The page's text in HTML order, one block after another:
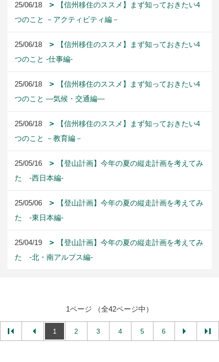
25/06/18
【信州移住のススメ】まず知っておきたい4
つのこと －アクティビティ編－
25/06/18
【信州移住のススメ】まず知っておきたい4
つのこと -仕事編-
25/06/18
【信州移住のススメ】まず知っておきたい4
つのこと ―気候・交通編―
25/06/18
【信州移住のススメ】まず知っておきたい4
つのこと －教育編－
25/05/16
【登山計画】今年の夏の縦走計画を考えてみ
た -西日本編-
25/05/06
【登山計画】今年の夏の縦走計画を考えてみ
た -東日本編-
25/04/19
【登山計画】今年の夏の縦走計画を考えてみ
た -北・南アルプス編-
1ページ （全42ページ中）
1 2 3 4 5 6